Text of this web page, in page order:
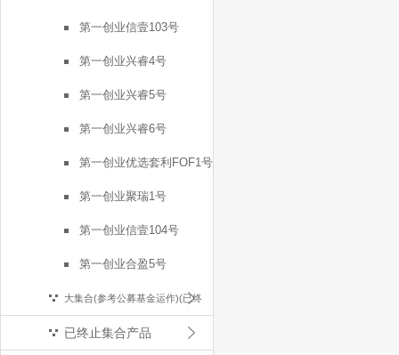
第一创业信壹103号
第一创业兴睿4号
第一创业兴睿5号
第一创业兴睿6号
第一创业优选套利FOF1号
第一创业聚瑞1号
第一创业信壹104号
第一创业合盈5号
大集合(参考公募基金运作)(已终
止)
已终止集合产品